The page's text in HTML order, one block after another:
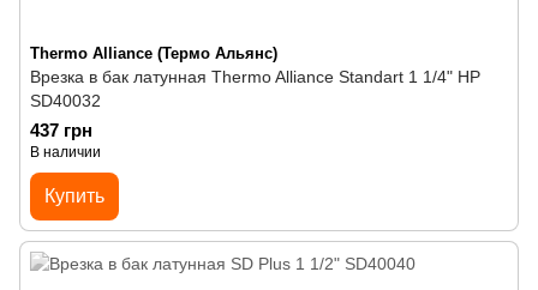
Thermo Alliance (Термо Альянс)
Врезка в бак латунная Thermo Alliance Standart 1 1/4" НР
SD40032
437 грн
В наличии
Купить